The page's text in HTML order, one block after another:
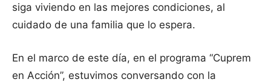
siga viviendo en las mejores condiciones, al
cuidado de una familia que lo espera.
En el marco de este día, en el programa “Cuprem
en Acción”, estuvimos conversando con la